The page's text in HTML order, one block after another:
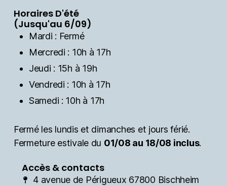
Horaires D'été
(Jusqu'au 6/09)
Mardi : Fermé
Mercredi : 10h à 17h
Jeudi : 15h à 19h
Vendredi : 10h à 17h
Samedi : 10h à 17h
Fermé les lundis et dimanches et jours férié.
Fermeture estivale du 01/08 au 18/08 inclus.
Accès & contacts
4 avenue de Périgueux 67800 Bischheim